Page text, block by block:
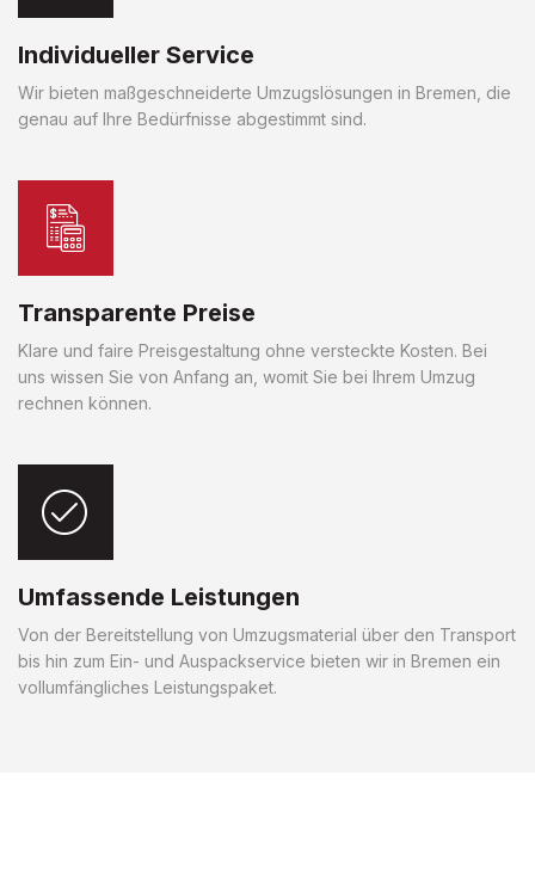
Individueller Service
Wir bieten maßgeschneiderte Umzugslösungen in Bremen, die
genau auf Ihre Bedürfnisse abgestimmt sind.
Transparente Preise
Klare und faire Preisgestaltung ohne versteckte Kosten. Bei
uns wissen Sie von Anfang an, womit Sie bei Ihrem Umzug
rechnen können.
Umfassende Leistungen
Von der Bereitstellung von Umzugsmaterial über den Transport
bis hin zum Ein- und Auspackservice bieten wir in Bremen ein
vollumfängliches Leistungspaket.